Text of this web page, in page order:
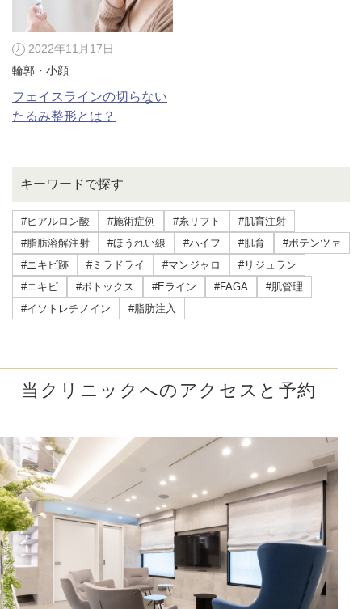
キーワードで探す
#ヒアルロン酸 #施術症例 #糸リフト
#肌育注射
#脂肪溶解注射
#ほうれい線 #ハイフ #肌育
#ポテンツァ
#ニキビ跡
#ミラドライ #マンジャロ
#リジュラン
#ニキビ
#ボトックス #Eライン #FAGA
#肌管理
#イソトレチノイン
#脂肪注入
2022年11月17日
輪郭・小顔
フェイスラインの切らない
たるみ整形とは？
当クリニックへのアクセスと予約